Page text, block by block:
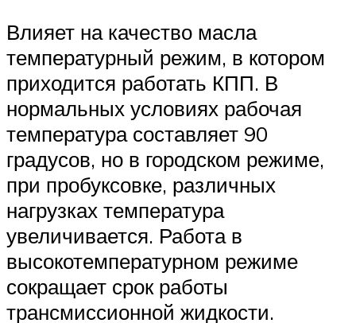
Влияет на качество масла
температурный режим, в котором
приходится работать КПП. В
нормальных условиях рабочая
температура составляет 90
градусов, но в городском режиме,
при пробуксовке, различных
нагрузках температура
увеличивается. Работа в
высокотемпературном режиме
сокращает срок работы
трансмиссионной жидкости.